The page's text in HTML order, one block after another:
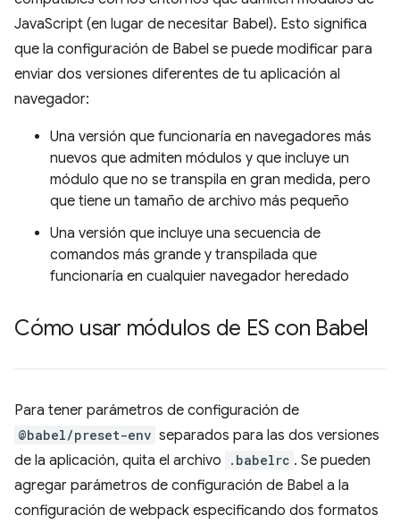
JavaScript (en lugar de necesitar Babel). Esto significa
que la configuración de Babel se puede modificar para
enviar dos versiones diferentes de tu aplicación al
navegador:
Una versión que funcionaría en navegadores más
nuevos que admiten módulos y que incluye un
módulo que no se transpila en gran medida, pero
que tiene un tamaño de archivo más pequeño
Una versión que incluye una secuencia de
comandos más grande y transpilada que
funcionaría en cualquier navegador heredado
Cómo usar módulos de ES con Babel
Para tener parámetros de configuración de
@babel/preset-env separados para las dos versiones
de la aplicación, quita el archivo
.babelrc . Se pueden
agregar parámetros de configuración de Babel a la
configuración de webpack especificando dos formatos